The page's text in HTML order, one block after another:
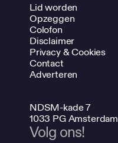
Lid worden
Opzeggen
Colofon
Disclaimer
Privacy & Cookies
Contact
Adverteren
NDSM-kade 7
1033 PG Amsterdam
Volg ons!